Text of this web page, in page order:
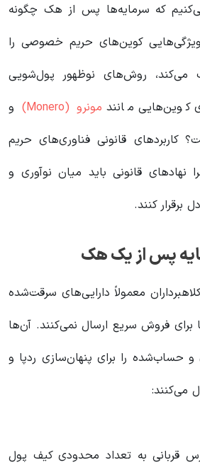
که سرمایه‌ها پس از هک چگونه
کوین‌های حریم خصوصی را
می‌کند، روش‌های نوظهور پول‌شویی
کوین‌هایی مانند مونرو (Monero)
و
کاربردهای قانونی فناوری‌های حریم
قانونی باید میان نوآوری و
برقرار کنند.
پس از یک هک
معمولاً دارایی‌های سرقت‌شده
برای فروش سریع ارسال نمی‌کنند. آن‌ها
و حساب‌شده را برای پنهان‌سازی ردپا و
می‌کنند:
قربانی به تعداد محدودی کیف پول